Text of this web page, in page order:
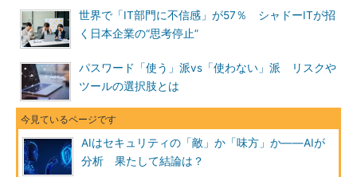
世界で「IT部門に不信感」が57％ シャドーITが招
く日本企業の“思考停止”
パスワード「使う」派vs「使わない」派 リスクや
ツールの選択肢とは
AIはセキュリティの「敵」か「味方」か――AIが
分析 果たして結論は？